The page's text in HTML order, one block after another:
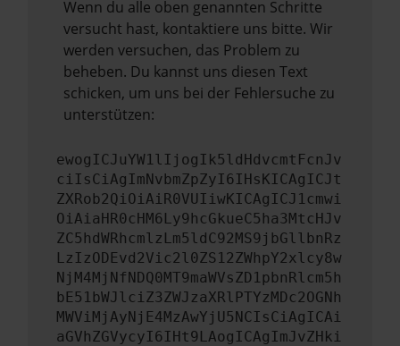
Wenn du alle oben genannten Schritte
versucht hast, kontaktiere uns bitte. Wir
werden versuchen, das Problem zu
beheben. Du kannst uns diesen Text
schicken, um uns bei der Fehlersuche zu
unterstützen:
ewogICJuYW1lIjogIk5ldHdvcmtFcnJv
ciIsCiAgImNvbmZpZyI6IHsKICAgICJt
ZXRob2QiOiAiR0VUIiwKICAgICJ1cmwi
OiAiaHR0cHM6Ly9hcGkueC5ha3MtcHJv
ZC5hdWRhcmlzLm5ldC92MS9jbGllbnRz
LzIzODEvd2Vic2l0ZS12ZWhpY2xlcy8w
NjM4MjNfNDQ0MT9maWVsZD1pbnRlcm5h
bE51bWJlciZ3ZWJzaXRlPTYzMDc2OGNh
MWViMjAyNjE4MzAwYjU5NCIsCiAgICAi
aGVhZGVycyI6IHt9LAogICAgImJvZHki